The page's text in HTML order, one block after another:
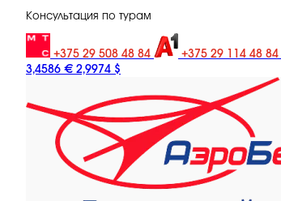
Консультация по турам
+375 29 508 48 84 +375 29 114 48 84
3,4586 € 2,9974 $